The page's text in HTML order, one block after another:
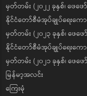
မှတ်တမ်း (၂၀၂၂ ခုနှစ်၊ ဖေဖေ
နိုင်ငံတော်စီမံအုပ်ချုပ်ရေးက
မှတ်တမ်း (၂၀၂၃ ခုနှစ်၊ ဖေဖေ
နိုင်ငံတော်စီမံအုပ်ချုပ်ရေး
မှတ်တမ်း (၂၀၂၁ ခုနှစ်၊ ဖေဖ
မြန်မာ့အလင်း
ကြေးမုံ